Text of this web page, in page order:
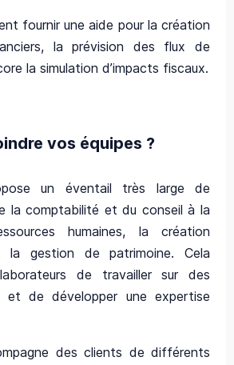
fournir une aide pour la création
la prévision des flux de
la simulation d’impacts fiscaux.
vos équipes ?
un éventail très large de
la comptabilité et du conseil à la
humaines, la création
la gestion de patrimoine. Cela
de travailler sur des
et de développer une expertise
des clients de différents